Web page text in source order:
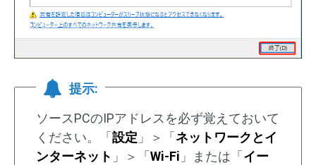
提示:
ソースPCのIPアドレスを必ず覚えておいて
ください。「 設定 」＞「 ネットワークとイ
ンターネット 」＞「 Wi-Fi 」または「 イー